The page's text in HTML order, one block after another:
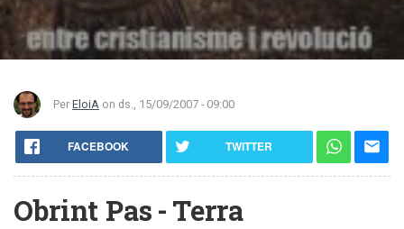
Per EloiA on ds., 15/09/2007 - 09:00
FACEBOOK TWITTER
Obrint Pas Terra